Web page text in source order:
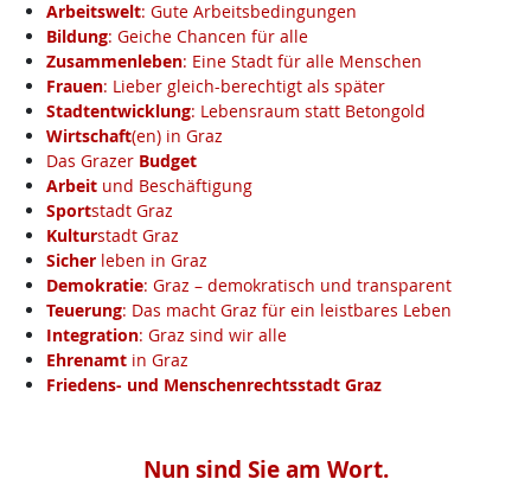
Arbeitswelt: Gute Arbeitsbedingungen
Bildung: Geiche Chancen für alle
Zusammenleben: Eine Stadt für alle Menschen
Frauen: Lieber gleich-berechtigt als später
Stadtentwicklung: Lebensraum statt Betongold
Wirtschaft(en) in Graz
Das Grazer Budget
Arbeit und Beschäftigung
Sportstadt Graz
Kulturstadt Graz
Sicherleben in Graz
Demokratie: Graz – demokratisch und transparent
Teuerung: Das macht Graz für ein leistbares Leben
Integration: Graz sind wir alle
Ehrenamtin Graz
Friedens- und Menschenrechtsstadt Graz
Nun sind Sie am Wort.